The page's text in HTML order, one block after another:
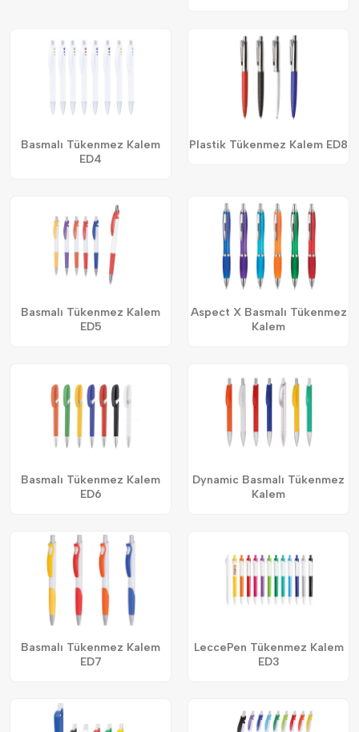
Basmalı Tükenmez Kalem
ED4
Plastik Tükenmez Kalem ED8
Basmalı Tükenmez Kalem
ED5
Aspect X Basmalı Tükenmez
Kalem
Basmalı Tükenmez Kalem
ED6
Dynamic Basmalı Tükenmez
Kalem
Basmalı Tükenmez Kalem
ED7
LeccePen Tükenmez Kalem
ED3